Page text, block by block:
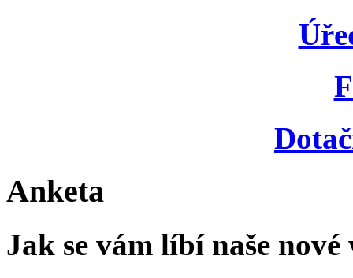
Anketa
Jak se vám líbí naše